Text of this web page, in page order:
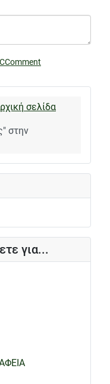
για...
CComment
σελίδα
στην